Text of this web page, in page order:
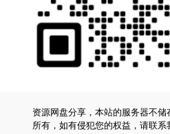
资源网盘分享，本站的服务器不
所有，如有侵犯您的权益，请联系